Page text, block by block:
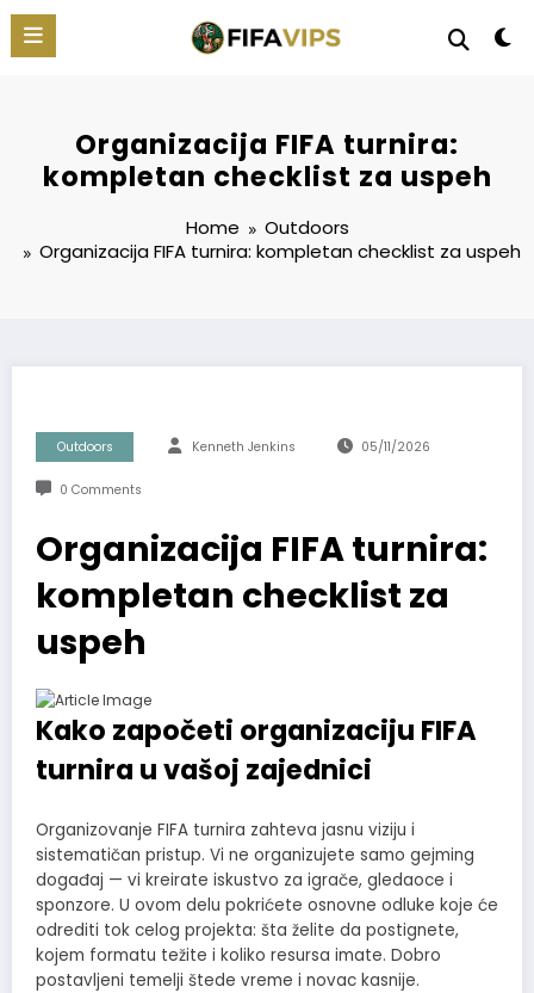
Skip
content
Organizacija FIFA turnira:
kompletan checklist za uspeh
Home
Outdoors
OrganizacijaFIFAturnira: kompletan checklist za uspeh
Outdoors Kenneth Jenkins 05/11/2026
0 Comments
Organizacija FIFA turnira:
kompletan checklist za
uspeh
Kako započeti organizaciju FIFA
turnira u vašoj zajednici
Organizovanje FIFA turnira zahteva jasnu viziju i
sistematičan pristup. Vi ne organizujete samo gejming
događaj — vi kreirate iskustvo za igrače, gledaoce i
sponzore. U ovom delu pokrićete osnovne odluke koje će
odrediti tok celog projekta: šta želite da postignete,
kojem formatu težite i koliko resursa imate. Dobro
postavljeni temelji štede vreme i novac kasnije.